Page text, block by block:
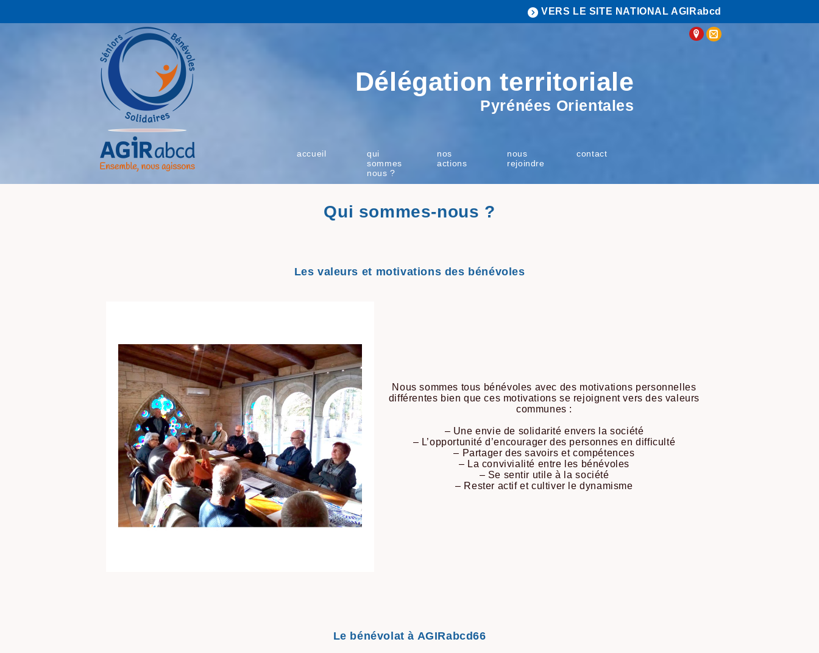
VERS LE SITE NATIONAL AGIRabcd
Délégation territoriale
Pyrénées Orientales
accueil
qui
sommes
nous ?
nos
actions
nous
rejoindre
contact
Qui sommes-nous ?
Les valeurs et motivations des bénévoles
Nous sommes tous bénévoles avec des motivations personnelles
différentes bien que ces motivations se rejoignent vers des valeurs
communes :
– Une envie de solidarité envers la société
– L’opportunité d’encourager des personnes en difficulté
– Partager des savoirs et compétences
– La convivialité entre les bénévoles
– Se sentir utile à la société
– Rester actif et cultiver le dynamisme
Le bénévolat à AGIRabcd66